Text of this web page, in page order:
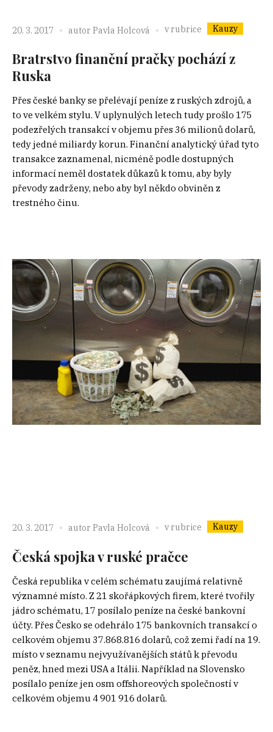
20. 3. 2017 autor Pavla Holcová v rubrice Kauzy
Bratrstvo finanční pračky pochází z
Ruska
Přes české banky se přelévají peníze z ruských zdrojů, a
to ve velkém stylu. V uplynulých letech tudy prošlo 175
podezřelých transakcí v objemu přes 36 milionů dolarů,
tedy jedné miliardy korun. Finanční analytický úřad tyto
transakce zaznamenal, nicméně podle dostupných
informací neměl dostatek důkazů k tomu, aby byly
převody zadrženy, nebo aby byl někdo obviněn z
trestného činu.
20. 3. 2017 autor Pavla Holcová v rubrice Kauzy
Česká spojka v ruské pračce
Česká republika v celém schématu zaujímá relativně
významné místo. Z 21 skořápkových firem, které tvořily
jádro schématu, 17 posílalo peníze na české bankovní
účty. Přes Česko se odehrálo 175 bankovních transakcí o
celkovém objemu 37.868.816 dolarů, což zemi řadí na 19.
místo v seznamu nejvyužívanějších států k převodu
peněz, hned mezi USA a Itálii. Například na Slovensko
posílalo peníze jen osm offshoreových společností v
celkovém objemu 4 901 916 dolarů.